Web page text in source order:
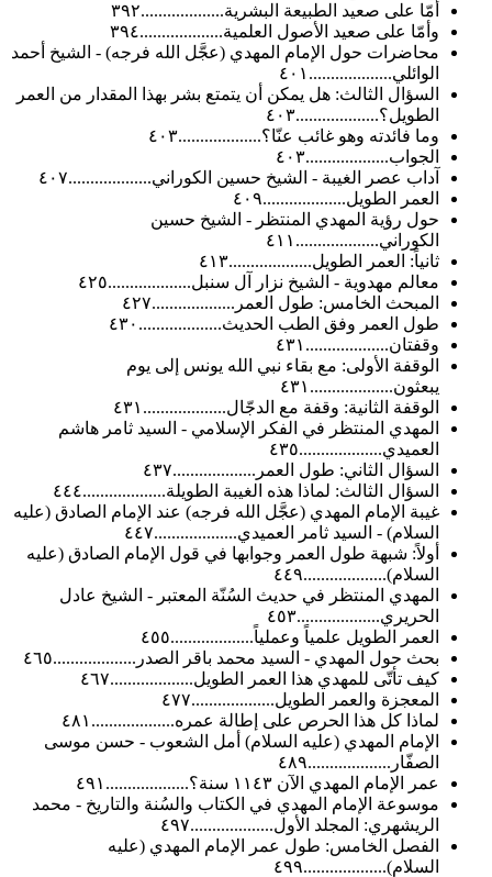
أمّا على صعيد الطبيعة البشرية...................٣٩٢
وأمّا على صعيد الأصول العلمية...................٣٩٤
محاضرات حول الإمام المهدي (عجَّل الله فرجه) - الشيخ أحمد
الوائلي...................٤٠١
السؤال الثالث: هل يمكن أن يتمتع بشر بهذا المقدار من العمر
الطويل؟...................٤٠٣
وما فائدته وهو غائب عنّا؟...................٤٠٣
الجواب...................٤٠٣
آداب عصر الغيبة - الشيخ حسين الكوراني...................٤٠٧
العمر الطويل...................٤٠٩
حول رؤية المهدي المنتظر - الشيخ حسين
الكوراني...................٤١١
ثانياً: العمر الطويل...................٤١٣
معالم مهدوية - الشيخ نزار آل سنبل...................٤٢٥
المبحث الخامس: طول العمر...................٤٢٧
طول العمر وفق الطب الحديث...................٤٣٠
وقفتان...................٤٣١
الوقفة الأولى: مع بقاء نبي الله يونس إلى يوم
يبعثون...................٤٣١
الوقفة الثانية: وقفة مع الدجّال...................٤٣١
المهدي المنتظر في الفكر الإسلامي - السيد ثامر هاشم
العميدي...................٤٣٥
السؤال الثاني: طول العمر...................٤٣٧
السؤال الثالث: لماذا هذه الغيبة الطويلة...................٤٤٤
غيبة الإمام المهدي (عجَّل الله فرجه) عند الإمام الصادق (عليه
السلام) - السيد ثامر العميدي...................٤٤٧
أولاً: شبهة طول العمر وجوابها في قول الإمام الصادق (عليه
السلام)...................٤٤٩
المهدي المنتظر في حديث السُنّة المعتبر - الشيخ عادل
الحريري...................٤٥٣
العمر الطويل علمياً وعملياً...................٤٥٥
بحث حول المهدي - السيد محمد باقر الصدر...................٤٦٥
كيف تأتّى للمهدي هذا العمر الطويل...................٤٦٧
المعجزة والعمر الطويل...................٤٧٧
لماذا كل هذا الحرص على إطالة عمره...................٤٨١
الإمام المهدي (عليه السلام) أمل الشعوب - حسن موسى
الصفّار...................٤٨٩
عمر الإمام المهدي الآن ١١٤٣ سنة؟...................٤٩١
موسوعة الإمام المهدي في الكتاب والسُنة والتاريخ - محمد
الريشهري: المجلد الأول...................٤٩٧
الفصل الخامس: طول عمر الإمام المهدي (عليه
السلام)...................٤٩٩